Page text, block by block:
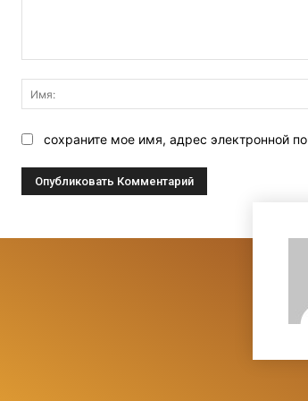
сохраните мое имя, адрес электронной